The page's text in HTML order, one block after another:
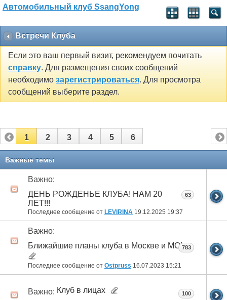
Автомобильный клуб SsangYong
Встречи Клуба
Если это ваш первый визит, рекомендуем почитать
справку. Для размещения своих сообщений
необходимо зарегистрироваться. Для просмотра
сообщений выберите раздел.
1 2 3 4 5 6
Важные темы
Важно:
ДЕНЬ РОЖДЕНЬЕ КЛУБА! НАМ 20
ЛЕТ!!!
Последнее сообщение от LEVIRINA 19.12.2025 19:37
63
Важно:
Ближайшие планы клуба в Москве и МО!
Последнее сообщение от Ostpruss 16.07.2023 15:21
783
Важно: Клуб в лицах 100